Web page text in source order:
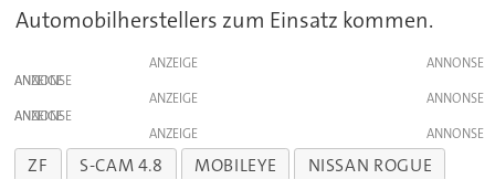
Automobilherstellers zum Einsatz kommen.
ANZEIGE
ANZEIGE
ANZEIGE
ANZEIGE
ANZEIGE
ZF S-CAM 4.8 MOBILEYE
NISSAN ROGUE